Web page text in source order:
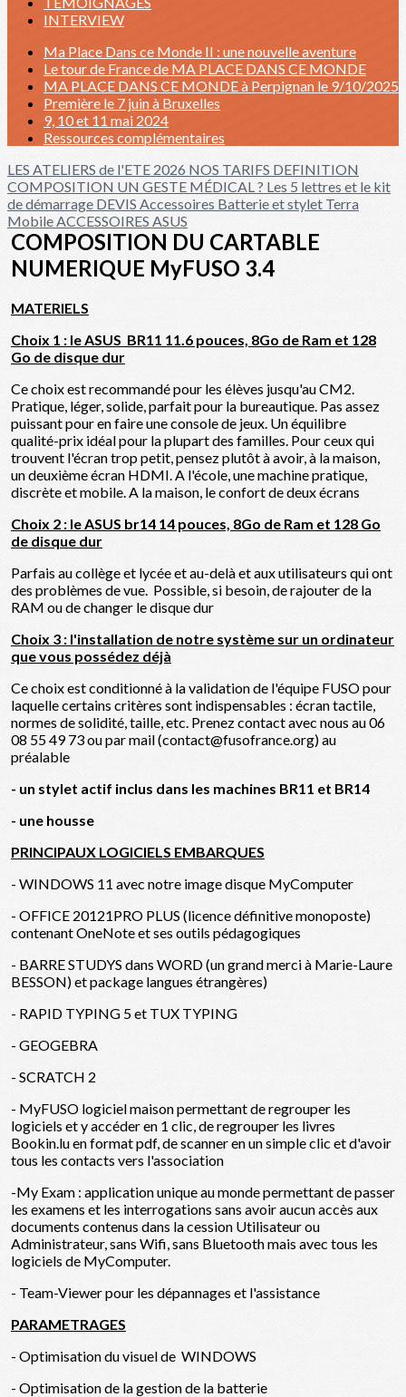
INTERVIEW
Ma Place Dans ce Monde II : une nouvelle aventure
Le tour de France de MA PLACE DANS CE MONDE
MA PLACE DANS CE MONDE à Perpignan le 9/10/2025
Première le 7 juin à Bruxelles
9, 10 et 11 mai 2024
Ressources complémentaires
LES ATELIERS de l'ETE 2026 NOS TARIFS DEFINITION
COMPOSITION UN GESTE MÉDICAL ? Les 5 lettres et le kit
de démarrage DEVIS Accessoires Batterie et stylet Terra
MobileACCESSOIRES ASUS
COMPOSITION DU CARTABLE
NUMERIQUE MyFUSO 3.4
MATERIELS
Choix 1 : le ASUS BR11 11.6 pouces, 8Go de Ram et 128
Go de disque dur
Ce choix est recommandé pour les élèves jusqu'au CM2.
Pratique, léger, solide, parfait pour la bureautique. Pas assez
puissant pour en faire une console de jeux. Un équilibre
qualité-prix idéal pour la plupart des familles. Pour ceux qui
trouvent l'écran trop petit, pensez plutôt à avoir, à la maison,
un deuxième écran HDMI. A l'école, une machine pratique,
discrète et mobile. A la maison, le confort de deux écrans
Choix 2 : le ASUS br14 14 pouces, 8Go de Ram et 128 Go
de disque dur
Parfais au collège et lycée et au-delà et aux utilisateurs qui ont
des problèmes de vue. Possible, si besoin, de rajouter de la
RAM ou de changer le disque dur
Choix 3 : l'installation de notre système sur un ordinateur
que vous possédez déjà
Ce choix est conditionné à la validation de l'équipe FUSO pour
laquelle certains critères sont indispensables : écran tactile,
normes de solidité, taille, etc. Prenez contact avec nous au 06
08 55 49 73 ou par mail (contact@fusofrance.org) au
préalable
- un stylet actif inclus dans les machines BR11 et BR14
- une housse
PRINCIPAUX LOGICIELS EMBARQUES
- WINDOWS 11 avec notre image disque MyComputer
- OFFICE 20121PRO PLUS (licence définitive monoposte)
contenant OneNote et ses outils pédagogiques
- BARRE STUDYS dans WORD (un grand merci à Marie-Laure
BESSON) et package langues étrangères)
- RAPID TYPING 5 et TUX TYPING
- GEOGEBRA
- SCRATCH 2
- MyFUSO logiciel maison permettant de regrouper les
logiciels et y accéder en 1 clic, de regrouper les livres
Bookin.lu en format pdf, de scanner en un simple clic et d'avoir
tous les contacts vers l'association
-My Exam : application unique au monde permettant de passer
les examens et les interrogations sans avoir aucun accès aux
documents contenus dans la cession Utilisateur ou
Administrateur, sans Wifi, sans Bluetooth mais avec tous les
logiciels de MyComputer.
- Team-Viewer pour les dépannages et l'assistance
PARAMETRAGES
- Optimisation du visuel de WINDOWS
- Optimisation de la gestion de la batterie